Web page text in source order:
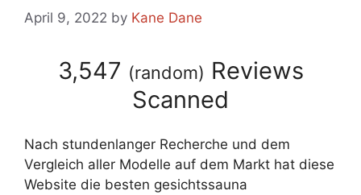
April 9, 2022 by Kane Dane
3,547 (random) Reviews
Scanned
Nach stundenlanger Recherche und dem
Vergleich aller Modelle auf dem Markt hat diese
Website die besten gesichtssauna